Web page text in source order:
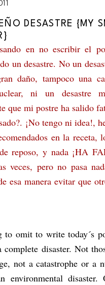
DESASTRE {MY
en no escribir el
un desastre. No un
daño, tampoco una
ni un desastre
que mi postre ha salido
¡No tengo ni idea!,
en la receta,
reposo, y nada ¡HA
veces, pero no pasa
esa manera evitar que
to omit to write today´s
complete disaster. Not
not a catastrophe or a
environmental disaster.